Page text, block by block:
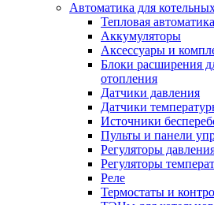
Автоматика для
Тепловая автоматика
Аккумуляторы
Аксессуары и
Блоки расширения
отопления
Датчики давления
Датчики
Источники
Пульты и панели
Регуляторы
Регуляторы
Реле
Термостаты и